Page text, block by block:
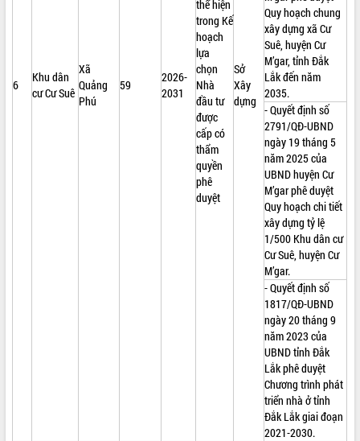
6
Khu dân
cư Cư Suê
Xã
Quảng
Phú
59
2026-
2031
thể hiện
trong Kế
hoạch
lựa
chọn
Nhà
đầu tư
được
cấp có
thẩm
quyền
phê
duyệt
Sở
Xây
dựng
Quy hoạch chung
xây dựng xã Cư
Suê, huyện Cư
M’gar, tỉnh Đắk
Lắk đến năm
2035.
- Quyết định số
2791/QĐ-UBND
ngày 19 tháng 5
năm 2025 của
UBND huyện Cư
M’gar phê duyệt
Quy hoạch chi tiết
xây dựng tỷ lệ
1/500 Khu dân cư
Cư Suê, huyện Cư
M’gar.
- Quyết định số
1817/QĐ-UBND
ngày 20 tháng 9
năm 2023 của
UBND tỉnh Đắk
Lắk phê duyệt
Chương trình phát
triển nhà ở tỉnh
Đắk Lắk giai đoạn
2021-2030.